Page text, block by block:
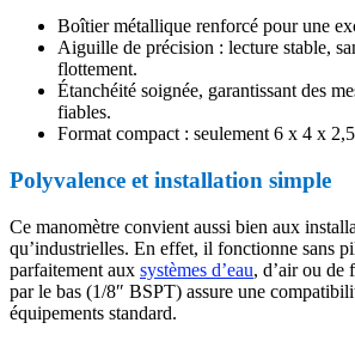
Boîtier métallique renforcé pour une
Aiguille de précision : lecture stable,
flottement.
Étanchéité soignée, garantissant des
fiables.
Format compact : seulement 6 x 4 x
Polyvalence et installation simple
Ce manomètre convient aussi bien aux
qu’industrielles. En effet, il fonctionne sans
parfaitement aux systèmes d’eau, d’air ou de
par le bas (1/8″ BSPT) assure une
équipements standard.